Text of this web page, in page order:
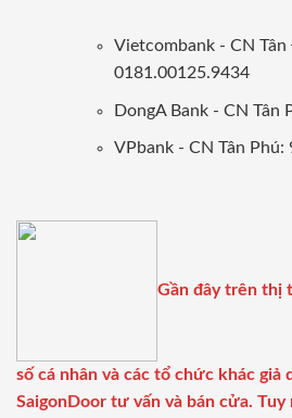
Vietcombank - CN
0181.00125.9434
DongA Bank - CN Tân
VPbank - CN Tân Phú:
Gần đây trên thị
số cá nhân và các tổ chức khác giả
SaigonDoor tư vấn và bán cửa.